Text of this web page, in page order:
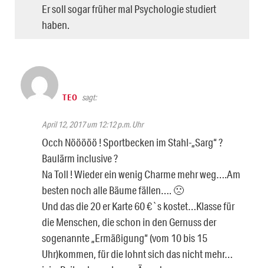
Er soll sogar früher mal Psychologie studiert
haben.
TEO sagt:
April 12, 2017 um 12:12 p.m. Uhr
Occh Nööööö ! Sportbecken im Stahl-„Sarg“ ?
Baulärm inclusive ?
Na Toll ! Wieder ein wenig Charme mehr weg….Am
besten noch alle Bäume fällen…. 🙁
Und das die 20 er Karte 60 €`s kostet…Klasse für
die Menschen, die schon in den Gernuss der
sogenannte „Ermäßigung“ (vom 10 bis 15
Uhr)kommen, für die lohnt sich das nicht mehr…